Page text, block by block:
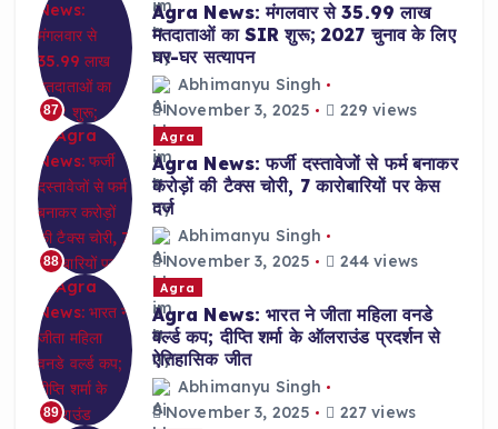
87
Agra News: मंगलवार से 35.99 लाख
मतदाताओं का SIR शुरू; 2027 चुनाव के लिए
घर-घर सत्यापन
Abhimanyu Singh
November 3, 2025
229 views
88
Agra
Agra News: फर्जी दस्तावेजों से फर्म बनाकर
करोड़ों की टैक्स चोरी, 7 कारोबारियों पर केस
दर्ज
Abhimanyu Singh
November 3, 2025
244 views
89
Agra
Agra News: भारत ने जीता महिला वनडे
वर्ल्ड कप; दीप्ति शर्मा के ऑलराउंड प्रदर्शन से
ऐतिहासिक जीत
Abhimanyu Singh
November 3, 2025
227 views